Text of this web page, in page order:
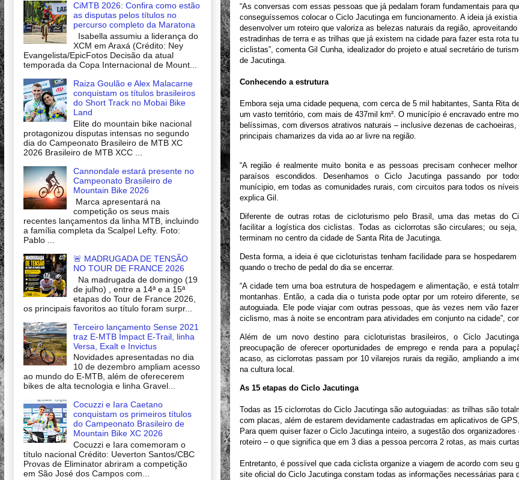
“As conversas com essas pessoas que já pedalam foram fundamentais para
conseguíssemos colocar o Ciclo Jacutinga em funcionamento. A ideia já existia
desenvolver um roteiro que valoriza as belezas naturais da região,
estradinhas de terra e as trilhas que já existem na cidade para fazer esta rota
ciclistas”, comenta Gil Cunha, idealizador do projeto e atual secretário de
de Jacutinga.
Conhecendo a estrutura
Embora seja uma cidade pequena, com cerca de 5 mil habitantes, Santa Rita
um vasto território, com mais de 437mil km². O município é encravado entre
belíssimas, com diversos atrativos naturais – inclusive dezenas de cachoeiras,
principais chamarizes da vida ao ar livre na região.
“A região é realmente muito bonita e as pessoas precisam conhecer
paraísos escondidos. Desenhamos o Ciclo Jacutinga passando por
munícipio, em todas as comunidades rurais, com circuitos para todos os
explica Gil.
Diferente de outras rotas de cicloturismo pelo Brasil, uma das metas do
facilitar a logística dos ciclistas. Todas as ciclorrotas são circulares; ou
terminam no centro da cidade de Santa Rita de Jacutinga.
Desta forma, a ideia é que cicloturistas tenham facilidade para se hospedarem
quando o trecho de pedal do dia se encerrar.
“A cidade tem uma boa estrutura de hospedagem e alimentação, e está
montanhas. Então, a cada dia o turista pode optar por um roteiro diferente,
autoguiada. Ele pode viajar com outras pessoas, que às vezes nem vão
ciclismo, mas à noite se encontram para atividades em conjunto na cidade”,
Além de um novo destino para cicloturistas brasileiros, o Ciclo
preocupação de oferecer oportunidades de emprego e renda para a
acaso, as ciclorrotas passam por 10 vilarejos rurais da região, ampliando a
na cultura local.
As 15 etapas do Ciclo Jacutinga
Todas as 15 ciclorrotas do Ciclo Jacutinga são autoguiadas: as trilhas são
com placas, além de estarem devidamente cadastradas em aplicativos de
Para quem quiser fazer o Ciclo Jacutinga inteiro, a sugestão dos organizadores
roteiro – o que significa que em 3 dias a pessoa percorra 2 rotas, as mais
Entretanto, é possível que cada ciclista organize a viagem de acordo com seu
site oficial do Ciclo Jacutinga constam todas as informações necessárias para
CiMTB 2026: Confira como estão
as disputas pelos títulos no
percurso completo da Maratona
Isabella assumiu a liderança do
XCM em Araxá (Crédito: Ney
Evangelista/EpicFotos Decisão da atual
temporada da Copa Internacional de Mount...
Raiza Goulão e Alex Malacarne
conquistam os títulos brasileiros
do Short Track no Mobai Bike
Land
Elite do mountain bike nacional
protagonizou disputas intensas no segundo
dia do Campeonato Brasileiro de MTB XC
2026 Brasileiro de MTB XCC ...
Cannondale estará presente no
Campeonato Brasileiro de
Mountain Bike 2026
Marca apresentará na
competição os seus mais
recentes lançamentos da linha MTB, incluindo
a família completa da Scalpel Lefty. Foto:
Pablo ...
🚨 MADRUGADA DE TENSÃO
NO TOUR DE FRANCE 2026
Na madrugada de domingo (19
de julho) , entre a 14ª e a 15ª
etapas do Tour de France 2026,
os principais favoritos ao título foram surpr...
Terceiro lançamento Sense 2021
traz E-MTB Impact E-Trail, linha
Versa, Exalt e Invictus
Novidades apresentadas no dia
10 de dezembro ampliam acesso
ao mundo do E-MTB, além de oferecerem
bikes de alta tecnologia e linha Gravel...
Cocuzzi e Iara Caetano
conquistam os primeiros títulos
do Campeonato Brasileiro de
Mountain Bike XC 2026
Cocuzzi e Iara comemoram o
título nacional Crédito: Ueverton Santos/CBC
Provas de Eliminator abriram a competição
em São José dos Campos com...